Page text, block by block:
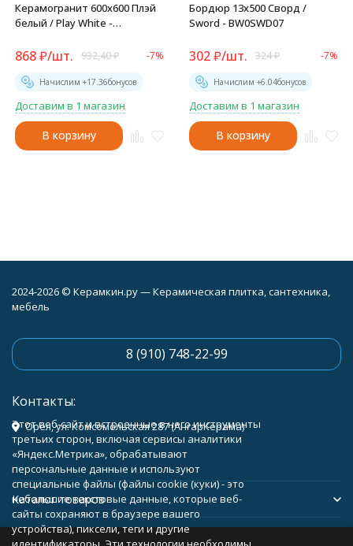
Керамогранит 600x600 Плэй
белый / Play White -
868₽/шт. 932,40₽ -7%
Начислим +17.36бонусов
Доставим в 1 магазин
В корзину
Бордюр 13x500 Сворд /
Sword - BW0SWD07
302₽/шт. 324₽ -7%
Начислим +6.04бонусов
Доставим в 1 магазин
В корзину
2024-2026 © Керамкин.ру — Керамическая плитка, сантехника,
мебель
8 (910) 748-22-99
Контакты:
Орёл, ул. Комсомольская 287 (АнгарКерама)
Каталог товаров
Помощь
Этот веб-сайт и встроенные в него инструменты
третьих сторон, включая сервисы аналитики
«Яндекс.Метрика», обрабатывают
персональные данные и используют
специальные файлы (файлы cookie (куки) - это
небольшие текстовые данные, которые веб-
сайты сохраняют в браузере вашего
устройства), пиксели, теги и другие